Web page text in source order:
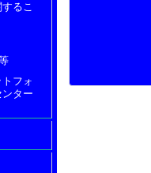
るこ
フォ
ター